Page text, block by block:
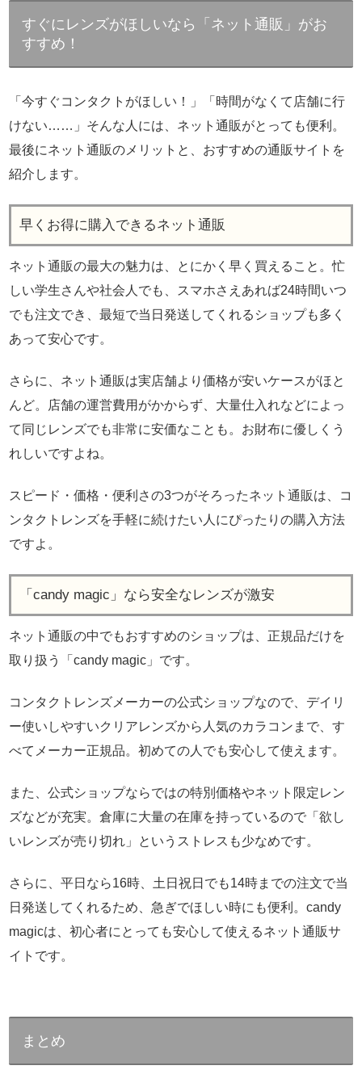
すぐにレンズがほしいなら「ネット通販」がお
すすめ！
「今すぐコンタクトがほしい！」「時間がなくて店舗に行
けない……」そんな人には、ネット通販がとっても便利。
最後にネット通販のメリットと、おすすめの通販サイトを
紹介します。
早くお得に購入できるネット通販
ネット通販の最大の魅力は、とにかく早く買えること。忙
しい学生さんや社会人でも、スマホさえあれば24時間いつ
でも注文でき、最短で当日発送してくれるショップも多く
あって安心です。
さらに、ネット通販は実店舗より価格が安いケースがほと
んど。店舗の運営費用がかからず、大量仕入れなどによっ
て同じレンズでも非常に安価なことも。お財布に優しくう
れしいですよね。
スピード・価格・便利さの3つがそろったネット通販は、コ
ンタクトレンズを手軽に続けたい人にぴったりの購入方法
ですよ。
「candy magic」なら安全なレンズが激安
ネット通販の中でもおすすめのショップは、正規品だけを
取り扱う「candy magic」です。
コンタクトレンズメーカーの公式ショップなので、デイリ
ー使いしやすいクリアレンズから人気のカラコンまで、す
べてメーカー正規品。初めての人でも安心して使えます。
また、公式ショップならではの特別価格やネット限定レン
ズなどが充実。倉庫に大量の在庫を持っているので「欲し
いレンズが売り切れ」というストレスも少なめです。
さらに、平日なら16時、土日祝日でも14時までの注文で当
日発送してくれるため、急ぎでほしい時にも便利。candy
magicは、初心者にとっても安心して使えるネット通販サ
イトです。
まとめ